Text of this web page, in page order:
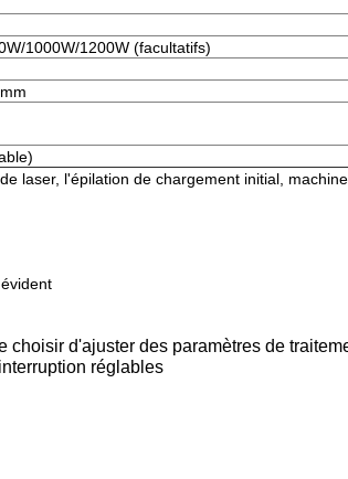
1000W/1200W (facultatifs)
laser, l'épilation de chargement initial,
choisir d'ajuster des paramètres de
réglables